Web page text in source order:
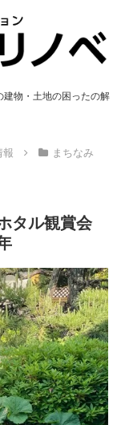
物・土地の困ったの解
報 まちなみ
タル観賞会